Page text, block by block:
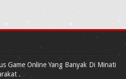
Game Online Yang Banyak Di Minati
.